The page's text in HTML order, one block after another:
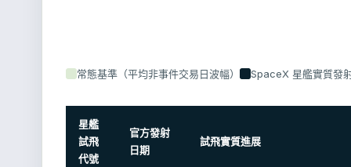
常態基準（平均非事件交易日波幅） SpaceX 星艦實質發
星艦
試飛
代號
官方發射
日期
試飛實質進展